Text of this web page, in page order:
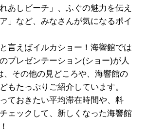
あしビーチ」、ふぐの魅力を伝え
」など、みなさんが気になるポイ
言えばイルカショー！海響館では
プレゼンテーション(ショー)が人
、その他の見どころや、海響館の
もたっぷりご紹介しています。
ておきたい平均滞在時間や、料
ェックして、新しくなった海響館